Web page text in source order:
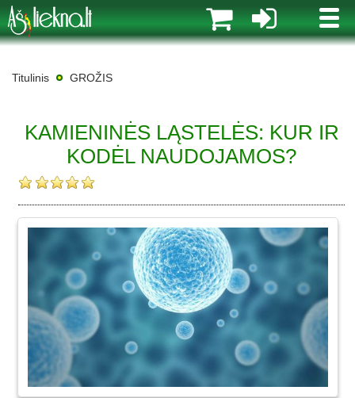
MENIU
Titulinis GROŽIS
KAMIENINĖS LĄSTELĖS: KUR IR
KODĖL NAUDOJAMOS?